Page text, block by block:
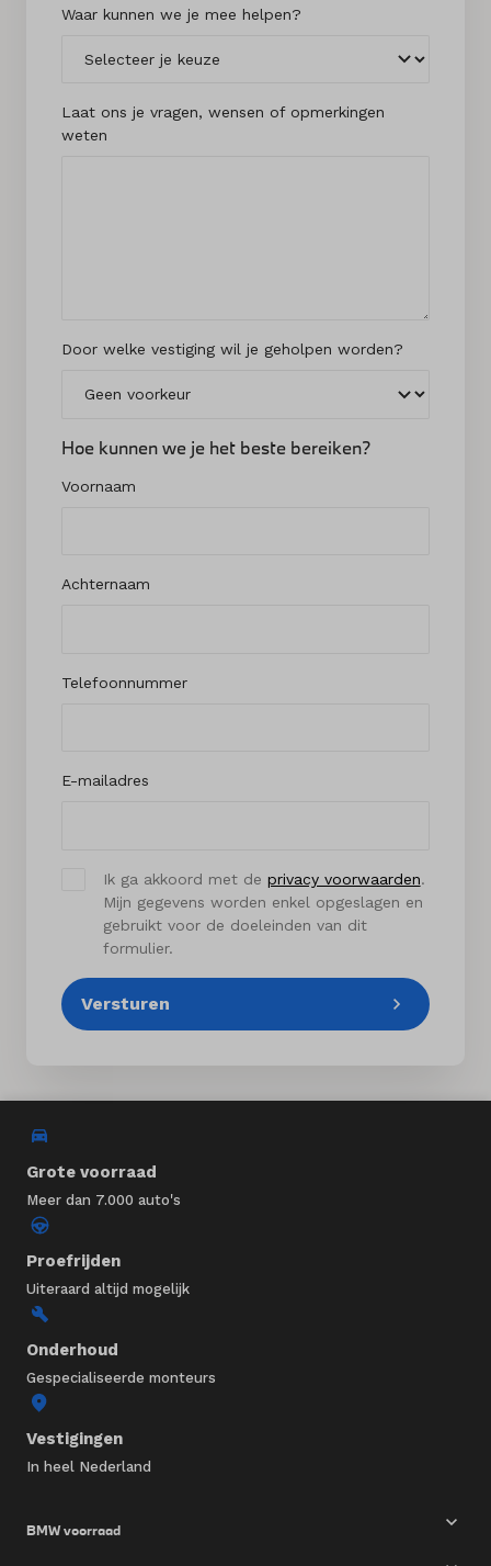
Waar kunnen we je mee helpen?
Laat ons je vragen, wensen of opmerkingen
weten
Door welke vestiging wil je geholpen worden?
Hoe kunnen we je het beste bereiken?
Voornaam
Achternaam
Telefoonnummer
E-mailadres
Ik ga akkoord met de privacy voorwaarden.
Mijn gegevens worden enkel opgeslagen en
gebruikt voor de doeleinden van dit
formulier.
Versturen
Grote voorraad
Meer dan 7.000 auto's
Proefrijden
Uiteraard altijd mogelijk
Onderhoud
Gespecialiseerde monteurs
Vestigingen
In heel Nederland
BMW voorraad